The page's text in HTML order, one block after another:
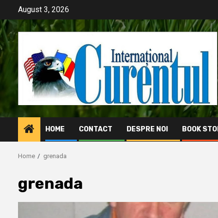
content
August 3, 2026
HOME CONTACT DESPRE NOI BOOK
Home grenada
grenada